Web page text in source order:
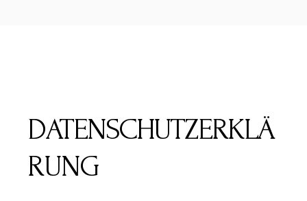
DATENSCHUTZERKLÄ
RUNG